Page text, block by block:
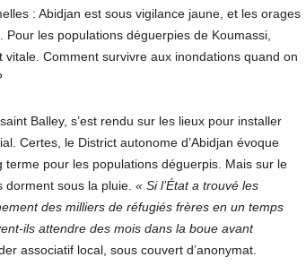
: Abidjan est sous vigilance jaune, et les orages
les populations déguerpies de Koumassi,
vitale. Comment survivre aux inondations quand on
Balley, s’est rendu sur les lieux pour installer
Certes, le District autonome d’Abidjan évoque
pour les populations déguerpis. Mais sur le
sous la pluie. « Si l’État a trouvé les
des milliers de réfugiés frères en un temps
ils attendre des mois dans la boue avant
associatif local, sous couvert d’anonymat.